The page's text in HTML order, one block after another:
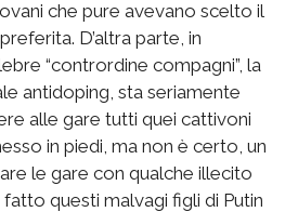
che pure avevano scelto il
D’altra parte, in
“contrordine compagni”, la
antidoping, sta seriamente
alle gare tutti quei cattivoni
in piedi, ma non è certo, un
le gare con qualche illecito
questi malvagi figli di Putin